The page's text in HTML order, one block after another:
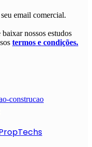
email comercial.
nossos estudos
termos e condições.